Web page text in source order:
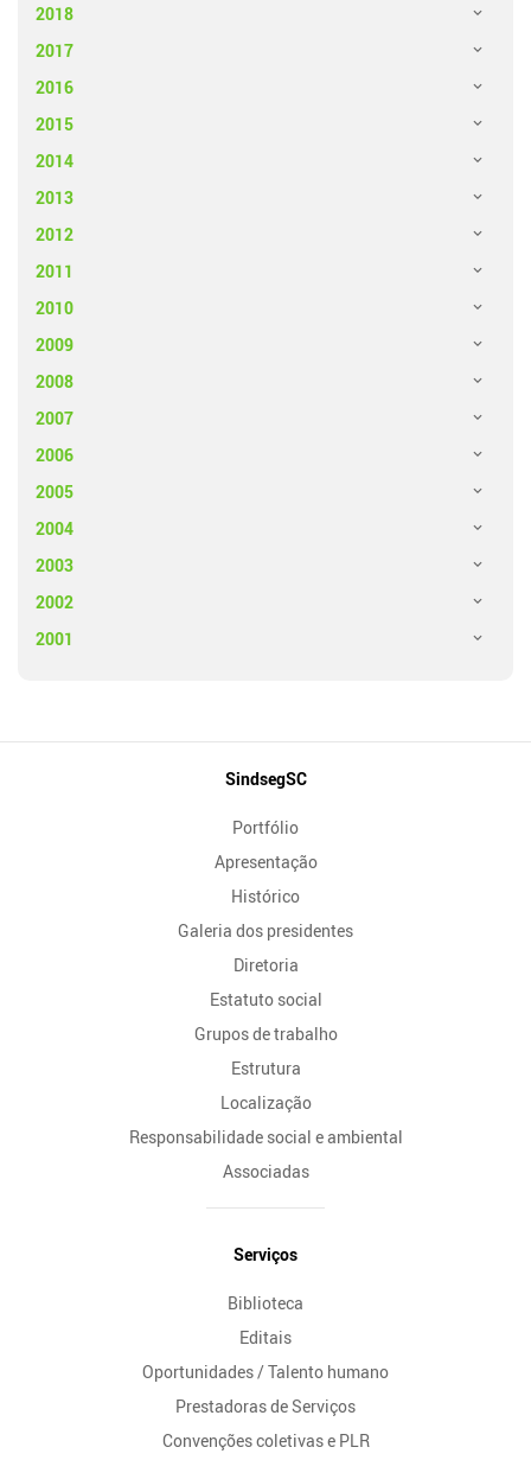
2018
2017
2016
2015
2014
2013
2012
2011
2010
2009
2008
2007
2006
2005
2004
2003
2002
2001
SindsegSC
Portfólio
Apresentação
Histórico
Galeria dos presidentes
Diretoria
Estatuto social
Grupos de trabalho
Estrutura
Localização
Responsabilidade social e ambiental
Associadas
Serviços
Biblioteca
Editais
Oportunidades / Talento humano
Prestadoras de Serviços
Convenções coletivas e PLR